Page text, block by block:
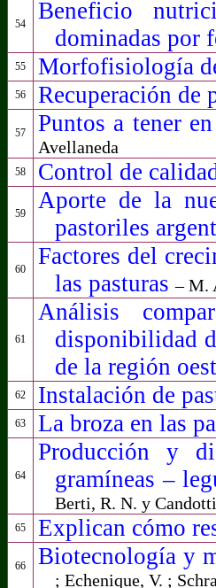
54
Beneficio
dominadas por
55 Morfofisiología
56 Recuperación de
57 Puntos a tener
Avellaneda
58 Control de c
59
Aporte de la
pastoriles
60
Factores del
las pasturas –M.
61
Análisis
disponibilidad
de la región
62 Instalación de
63 La broza en las
64
Producción y
gramíneas –
Berti, R. N. y
65 Explican cómo
66 Biotecnología y
; Echenique, V. ;